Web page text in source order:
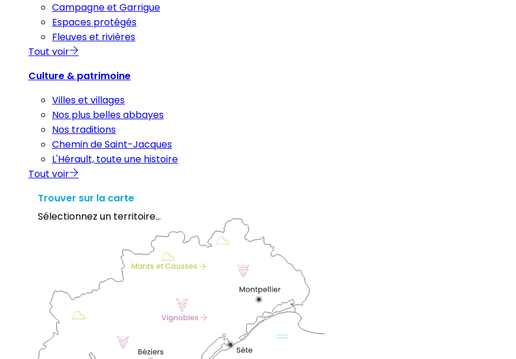
Campagne et Garrigue
Espaces protégés
Fleuves et rivières
Tout voir
Culture & patrimoine
Villes et villages
Nos plus belles abbayes
Nos traditions
Chemin de Saint-Jacques
L'Hérault, toute une histoire
Tout voir
Trouver sur la carte
Sélectionnez un territoire...